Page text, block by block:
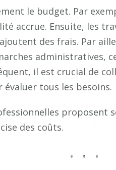
le budget. Par
accrue. Ensuite, les
des frais. Par
administratives,
il est crucial de
évaluer tous les besoins.
proposent
des coûts.